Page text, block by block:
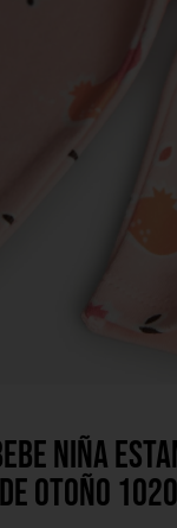
niña
de otoño